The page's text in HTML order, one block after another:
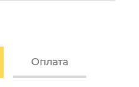
Оплата